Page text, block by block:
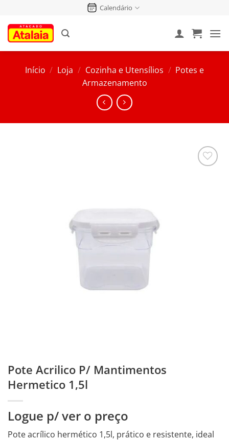
conteúdo
Calendário
Início / Loja / Cozinha e Utensílios / Potes e
Armazenamento
Pote Acrilico P/ Mantimentos
Hermetico 1,5l
Logue p/ ver o preço
Pote acrílico hermético 1,5l, prático e resistente, ideal